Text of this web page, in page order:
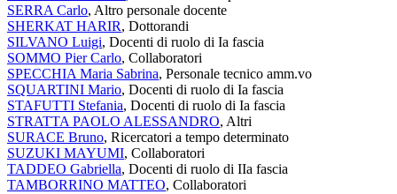
SERRA Carlo, Altro personale docente
SHERKAT HARIR, Dottorandi
SILVANO Luigi, Docenti di ruolo di Ia fascia
SOMMO Pier Carlo, Collaboratori
SPECCHIA Maria Sabrina, Personale tecnico amm.vo
SQUARTINI Mario, Docenti di ruolo di Ia fascia
STAFUTTI Stefania, Docenti di ruolo di Ia fascia
STRATTA PAOLO ALESSANDRO, Altri
SURACE Bruno, Ricercatori a tempo determinato
SUZUKI MAYUMI, Collaboratori
TADDEO Gabriella, Docenti di ruolo di IIa fascia
TAMBORRINO MATTEO, Collaboratori